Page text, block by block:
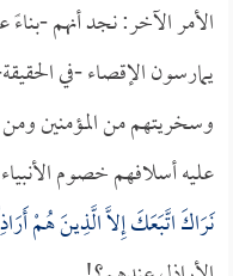
الأمر الآخر: نجد أنهم -
يمارسون الإقصاء -في
وسخريتهم من المؤمنين
عليه أسلافهم خصوم
نَرَاكَ اتَّبَعَكَ إِلاَّ الَّذِينَ هُمْ